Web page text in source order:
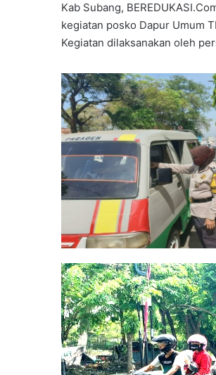
Kab Subang,
kegiatan posko Dapur Umum
Kegiatan dilaksanakan oleh